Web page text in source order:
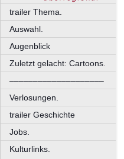
trailer Thema.
Auswahl.
Augenblick
Zuletzt gelacht: Cartoons.
––––––––––––––––––––
Verlosungen.
trailer Geschichte
Jobs.
Kulturlinks.